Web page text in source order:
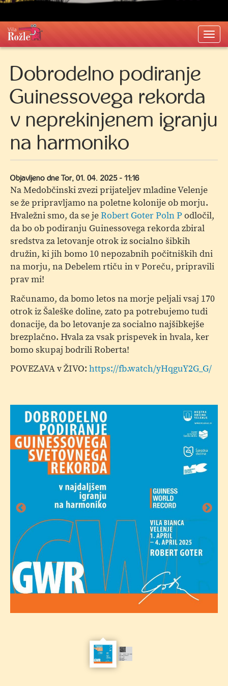
Dobrodelno podiranje
Guinessovega rekorda
v neprekinjenem igranju
na harmoniko
Objavljeno dne Tor, 01. 04. 2025 - 11:16
Na Medobčinski zvezi prijateljev mladine Velenje
se že pripravljamo na poletne kolonije ob morju.
Hvaležni smo, da se jeRobert Goter Poln Podločil,
da bo ob podiranju Guinessovega rekorda zbiral
sredstva za letovanje otrok iz socialno šibkih
družin, ki jih bomo 10 nepozabnih počitniških dni
na morju, na Debelem rtiču in v Poreču, pripravili
prav mi!
Računamo, da bomo letos na morje peljali vsaj 170
otrok iz Šaleške doline, zato pa potrebujemo tudi
donacije, da bo letovanje za socialno najšibkejše
brezplačno. Hvala za vsak prispevek in hvala, ker
bomo skupaj bodrili Roberta!
POVEZAVA v ŽIVO: https://fb.watch/yHqguY2G_G/